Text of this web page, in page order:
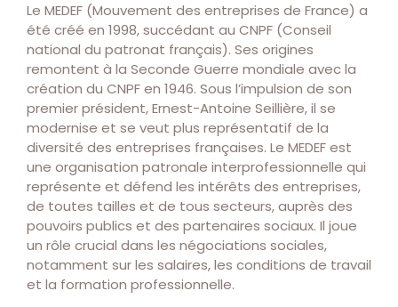
Le MEDEF (Mouvement des entreprises de France) a
été créé en 1998, succédant au CNPF (Conseil
national du patronat français). Ses origines
remontent à la Seconde Guerre mondiale avec la
création du CNPF en 1946. Sous l’impulsion de son
premier président, Ernest-Antoine Seillière, il se
modernise et se veut plus représentatif de la
diversité des entreprises françaises. Le MEDEF est
une organisation patronale interprofessionnelle qui
représente et défend les intérêts des entreprises,
de toutes tailles et de tous secteurs, auprès des
pouvoirs publics et des partenaires sociaux. Il joue
un rôle crucial dans les négociations sociales,
notamment sur les salaires, les conditions de travail
et la formation professionnelle.